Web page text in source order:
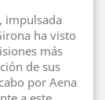
impulsada
ha visto
más
de sus
por Aena